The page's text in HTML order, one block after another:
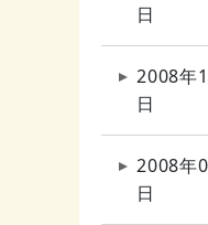
日
2008年
日
2008年
日